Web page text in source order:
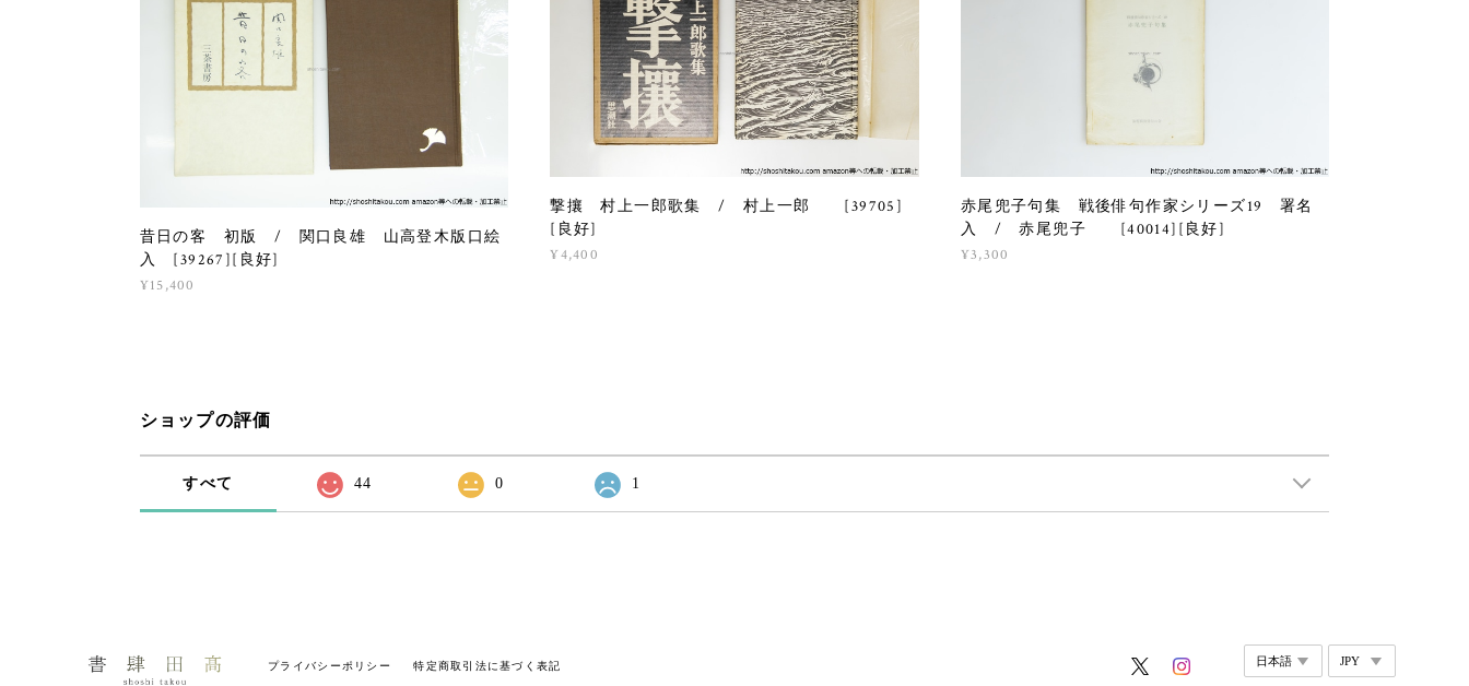
昔日の客 初版 / 関口良雄 山高登木版口絵
入 [39267][良好]
¥15,400
撃攘 村上一郎歌集 / 村上一郎 [39705]
[良好]
¥4,400
赤尾兜子句集 戦後俳句作家シリーズ19 署名
入 / 赤尾兜子 [40014][良好]
¥3,300
ショップの評価
すべて 44 0 1
プライバシーポリシー 特定商取引法に基づく表記